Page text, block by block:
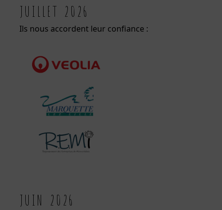
JUILLET 2026
Ils nous accordent leur confiance :
JUIN 2026